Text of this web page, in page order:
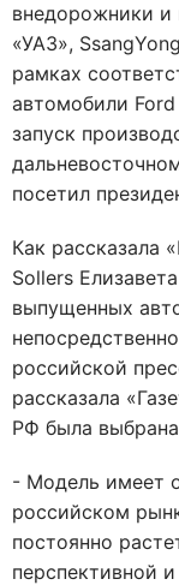
внедорожники
«УАЗ»,
рамках
автомобили
запуск
посетил
Как рассказала
Sollers
выпущенных
российской
рассказала
РФ была
- Модель имеет
российском
постоянно
перспективной